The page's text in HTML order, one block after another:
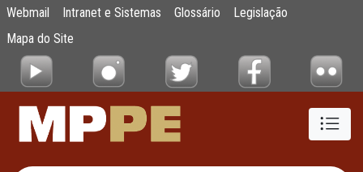
Pular para o Conteúdo principal
Questões Práticas e Análise de Casos -
Webmail Intranet e Sistemas Glossário
Legislação
Mapa do Site